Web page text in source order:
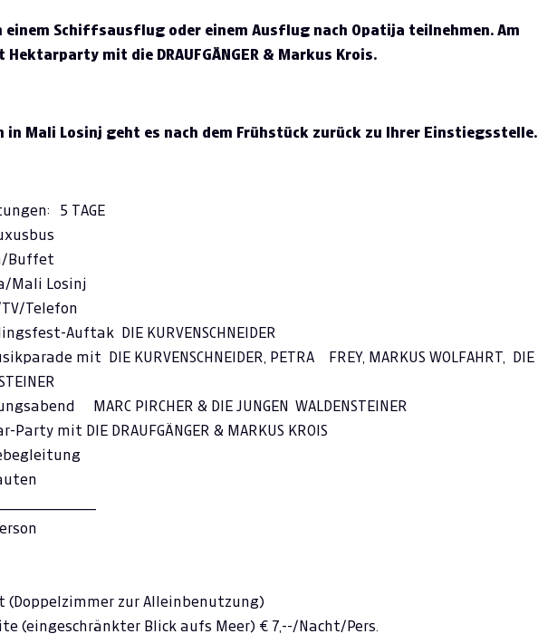
einem Schiffsausflug oder einem Ausflug nach Opatija teilnehmen. Am
mit die DRAUFGÄNGER & Markus Krois.
in Mali Losinj geht es nach dem Frühstück zurück zu Ihrer Einstiegsstelle.
5 TAGE
Buffet
Mali Losinj
Telefon
Auftak DIE KURVENSCHNEIDER
mit DIE KURVENSCHNEIDER, PETRA FREY, MARKUS WOLFAHRT,
DIE
MARC PIRCHER & DIE JUNGEN WALDENSTEINER
Party mit DIE DRAUFGÄNGER & MARKUS KROIS
(Doppelzimmer zur Alleinbenutzung)
(eingeschränkter Blick aufs Meer) € 7,--/Nacht/Pers.